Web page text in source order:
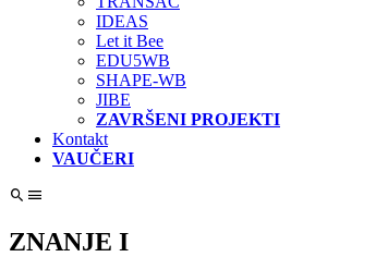
IDEAS
Let it Bee
EDU5WB
SHAPE-WB
JIBE
ZAVRŠENI PROJEKTI
Kontakt
VAUČERI
ZNANJE I